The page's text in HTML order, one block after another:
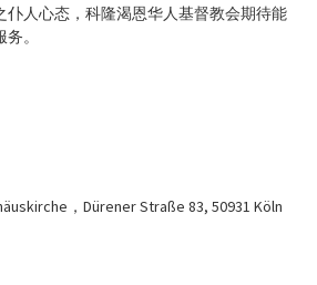
仆人心态，科隆渴恩华人基督教会期待能
。
，Dürener Straße 83, 50931 Köln